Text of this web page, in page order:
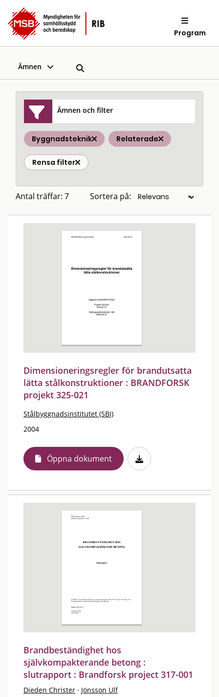
Program
Ämnen
Ämnen och filter
Byggnadsteknik Relaterade
Rensa filter
Antal träffar: 7 Sortera på:
Dimensioneringsregler för brandutsatta
lätta stålkonstruktioner : BRANDFORSK
projekt 325-021
Stålbyggnadsinstitutet (SBI)
2004
Öppna dokument
Brandbeständighet hos
självkompakterande betong :
slutrapport : Brandforsk project 317-001
Dieden Christer · Jönsson Ulf